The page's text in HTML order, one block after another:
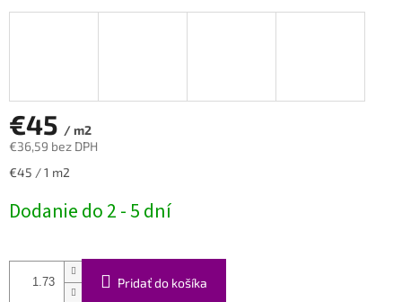
€45 / m2
€36,59 bez DPH
Jednotková
€45 / 1 m2
Dodanie do 2 - 5 dní
Pridať do košíka